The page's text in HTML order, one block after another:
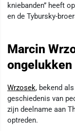
kniebanden” heeft
en de Tybursky-
Marcin
ongelukken
Wrzosek, bekend
geschiedenis van
zijn deelname aan
optreden.